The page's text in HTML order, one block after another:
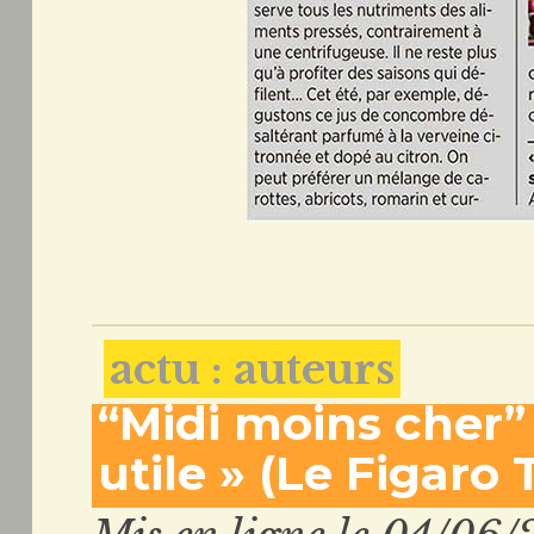
actu : auteurs
“Midi moins
utile » (Le Figaro